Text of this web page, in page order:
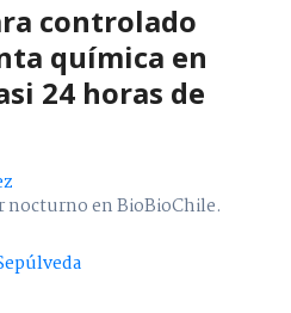
controlado
química en
24 horas de
nocturno en BioBioChile.